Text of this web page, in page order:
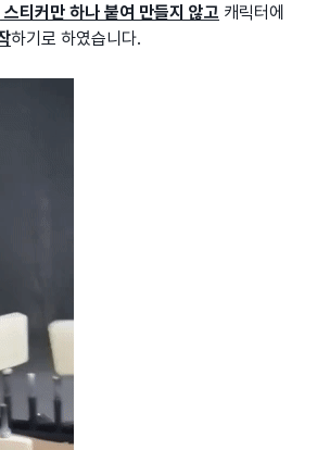
스티커만 하나 붙여 만들지 않고 캐릭터에
하기로 하였습니다.